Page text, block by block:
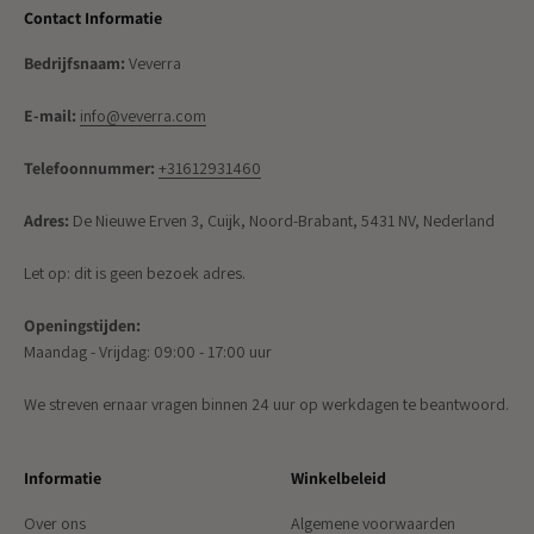
Contact Informatie
Bedrijfsnaam: Veverra
E-mail: info@veverra.com
Telefoonnummer: +31612931460
Adres: De Nieuwe Erven 3, Cuijk, Noord-Brabant, 5431 NV, Nederland
Let op: dit is geen bezoek adres.
Openingstijden:
Maandag - Vrijdag: 09:00 - 17:00 uur
We streven ernaar vragen binnen 24 uur op werkdagen te beantwoord.
Informatie
Over ons
Winkelbeleid
Algemene voorwaarden